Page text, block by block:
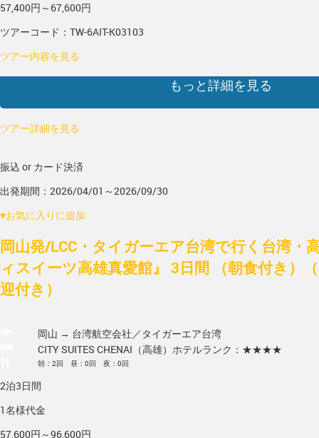
57,400円～67,600円
ツアーコード：TW-6AIT-K03103
ツアー内容を見る
もっと詳細を見る
ツアー詳細を見る
振込 or カード決済
出発期間：2026/04/01～2026/09/30
♥お気に入りに追加
岡山発/LCC・タイガーエア台湾で行く台湾・
ィスイーツ高雄真愛館』 3日間 （朝食付き）
迎付き）
岡山 → 台湾航空会社／タイガーエア台湾
CITY SUITES CHENAI（高雄） ホテルランク：★★★★
朝：2回 昼：0回 夜：0回
2泊3日間
1名様代金
57,600円～96,600円